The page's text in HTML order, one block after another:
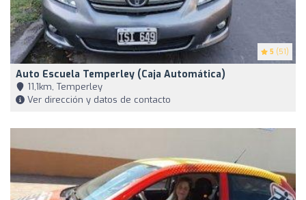
5 (51)
Auto Escuela Temperley (caja Automática)
11,1km, Temperley
Ver dirección y datos de contacto